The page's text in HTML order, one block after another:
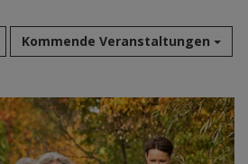
Kommende Veranstaltungen
Aug 2026
Sep 2026
Okt 2026